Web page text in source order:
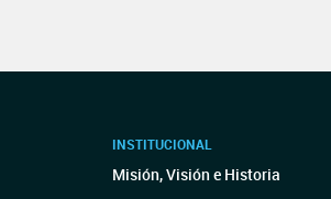
INSTITUCIONAL
Misión, Visión e Historia